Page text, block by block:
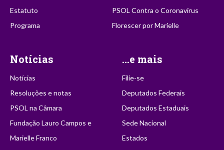
Estatuto
Programa
PSOL Contra o Coronavírus
Florescer por Marielle
Notícias
Notícias
Resoluções e notas
PSOL na Câmara
Fundação Lauro Campos e
Marielle Franco
...e mais
Filie-se
Deputados Federais
Deputados Estaduais
Sede Nacional
Estados